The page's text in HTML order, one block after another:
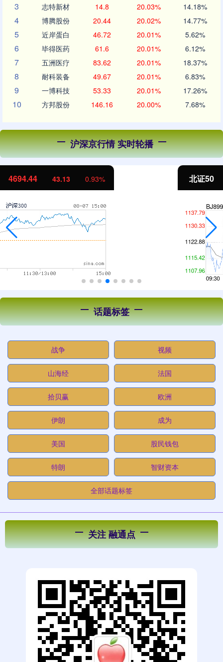
3 志特新材 14.8 20.03% 14.18%
4 博腾股份 20.44 20.02% 14.77%
5 近岸蛋白 46.72 20.01% 5.62%
6 毕得医药 61.6 20.01% 6.12%
7 五洲医疗 83.62 20.01% 18.37%
8 耐科装备 49.67 20.01% 6.83%
9 一博科技 53.33 20.01% 17.26%
10 方邦股份 146.16 20.00% 7.68%
沪深京行情 实时轮播
北证50 1134.24
话题标签
战争 视频
山海经 法国
拾贝赢 欧洲
伊朗 成为
美国 股民钱包
特朗 智财资本
全部话题标签
关注 融通点